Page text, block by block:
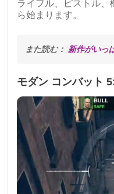
ライフル、ピストル、
ら始まります。
また読む： 新作がいっ
モダン コンバット